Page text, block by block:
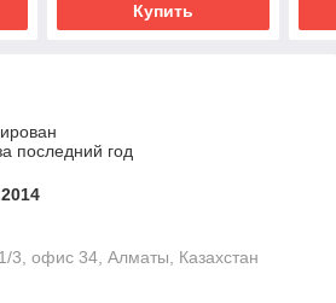
Купить
последний год
3, офис 34, Алматы, Казахстан